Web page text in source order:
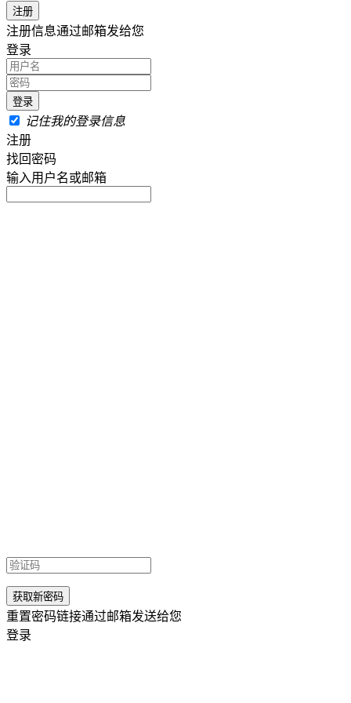
注册信息通过邮箱发给您
登录
记住我的登录信息
注册
找回密码
输入用户名或邮箱
重置密码链接通过邮箱发送给您
登录